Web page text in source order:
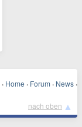
· Home · Forum · News ·
nach oben ▲